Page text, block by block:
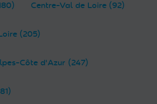
Centre-Val de Loire (92)
(205)
Côte d'Azur (247)